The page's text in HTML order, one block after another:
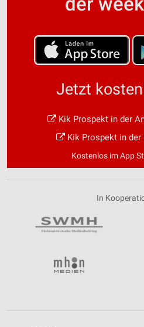
Jetzt
Kik Prospekt in der
Kik Prospekt in der
Kostenlos im App
In